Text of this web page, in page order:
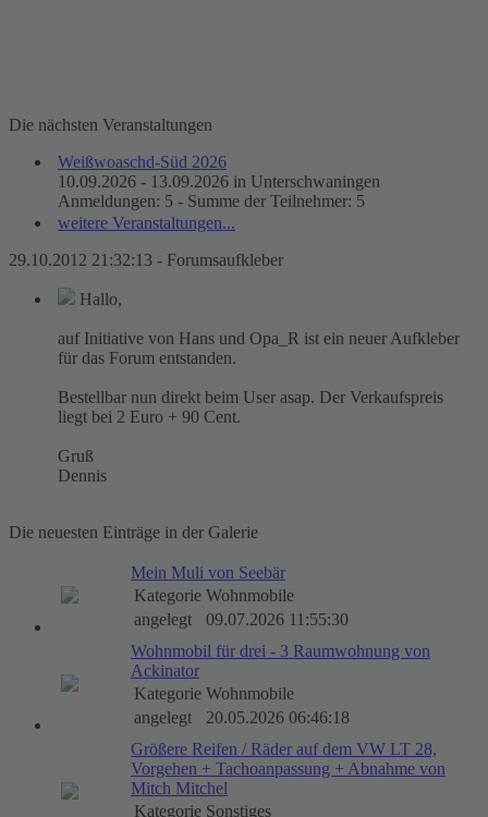
Die nächsten Veranstaltungen
Weißwoaschd-Süd 2026
10.09.2026 - 13.09.2026 in Unterschwaningen
Anmeldungen: 5 - Summe der Teilnehmer: 5
weitere Veranstaltungen...
29.10.2012 21:32:13 - Forumsaufkleber
Hallo,
auf Initiative von Hans und Opa_R ist ein neuer Aufkleber
für das Forum entstanden.
Bestellbar nun direkt beim User asap. Der Verkaufspreis
liegt bei 2 Euro + 90 Cent.
Gruß
Dennis
Die neuesten Einträge in der Galerie
Mein Muli von Seebär
Kategorie Wohnmobile
angelegt
09.07.2026 11:55:30
Wohnmobil für drei - 3 Raumwohnung von
Ackinator
Kategorie Wohnmobile
angelegt
20.05.2026 06:46:18
Größere Reifen / Räder auf dem VW LT 28,
Vorgehen + Tachoanpassung + Abnahme von
Mitch Mitchel
Kategorie Sonstiges